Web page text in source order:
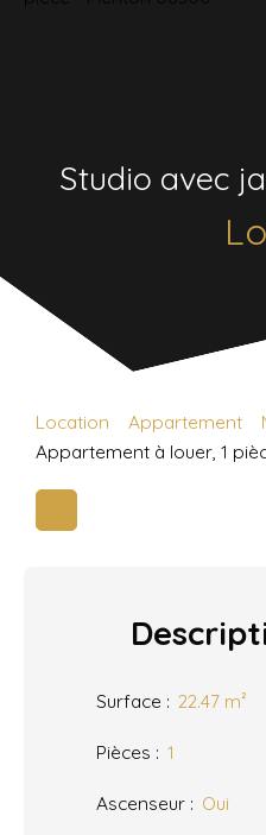
Studio avec
Location Appartement
Appartement à louer, 1
Surface : 22.47 m²
Pièces : 1
Ascenseur : Oui